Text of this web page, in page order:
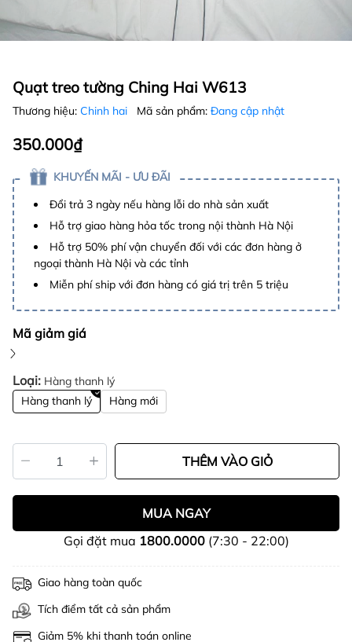
Quạt treo tường Ching Hai W613
Thương hiệu: Chinh hai Mã sản phẩm: Đang cập nhật
350.000₫
KHUYẾN MÃI - ƯU ĐÃI
Đổi trả 3 ngày nếu hàng lỗi do nhà sản xuất
Hỗ trợ giao hàng hỏa tốc trong nội thành Hà Nội
Hỗ trợ 50% phí vận chuyển đối với các đơn hàng ở
ngoại thành Hà Nội và các tỉnh
Miễn phí ship với đơn hàng có giá trị trên 5 triệu
Mã giảm giá
Loại: Hàng thanh lý
Hàng thanh lý
Hàng mới
THÊM VÀO GIỎ
MUA NGAY
Gọi đặt mua 1800.0000(7:30 - 22:00)
Giao hàng toàn quốc
Tích điểm tất cả sản phẩm
Giảm 5% khi thanh toán online